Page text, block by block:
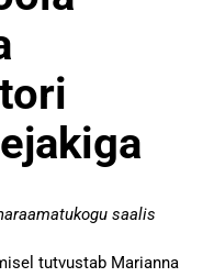
saalis
tutvustab Marianna